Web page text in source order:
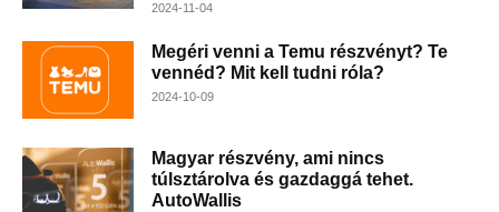
2024-11-04
Megéri venni a Temu részvényt? Te
vennéd? Mit kell tudni róla?
2024-10-09
Magyar részvény, ami nincs
túlsztárolva és gazdaggá tehet.
AutoWallis